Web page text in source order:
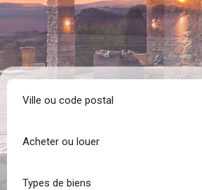
Ville ou code postal
Acheter ou louer
Types de biens